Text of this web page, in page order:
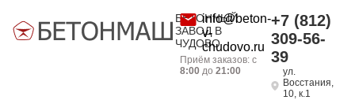
БЕТОННЫЙ
ЗАВОД В
ЧУДОВО
info@beton-
v-
chudovo.ru
Приём заказов: с
8:00 до21:00
+7 (812)
309-56-
39
ул.
Восстания,
10, к.1